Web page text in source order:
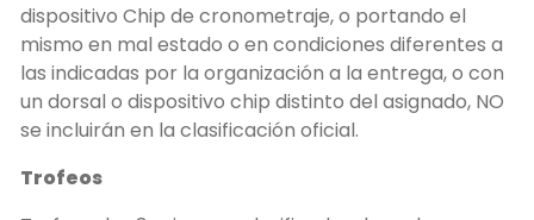
dispositivo Chip de cronometraje, o portando el
mismo en mal estado o en condiciones diferentes a
las indicadas por la organización a la entrega, o con
un dorsal o dispositivo chip distinto del asignado, NO
se incluirán en la clasificación oficial.
Trofeos